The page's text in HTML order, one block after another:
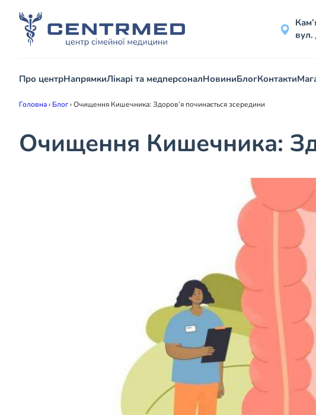
Про центрНапрямкиЛікарі та медперсоналНовиниБлогКонтакти
Головна› Блог›Очищення Кишечника: Здоров’я починається зсередини
Очищення Кишечника: